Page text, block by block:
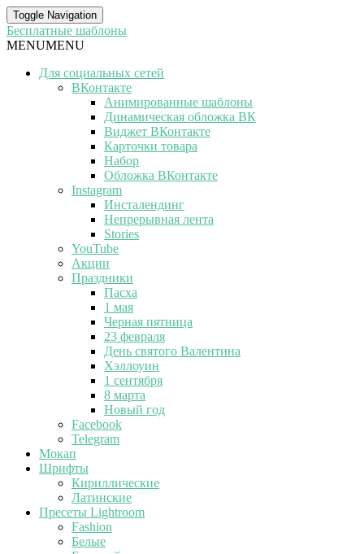
Toggle Navigation
Бесплатные шаблоны
MENUMENU
Для социальных сетей
ВКонтакте
Анимированные шаблоны
Динамическая обложка ВК
Виджет ВКонтакте
Карточки товара
Набор
Обложка ВКонтакте
Instagram
Инсталендинг
Непрерывная лента
Stories
YouTube
Акции
Праздники
Пасха
1 мая
Черная пятница
23 февраля
День святого Валентина
Хэллоуин
1 сентября
8 марта
Новый год
Facebook
Telegram
Мокап
Шрифты
Кириллические
Латинские
Пресеты Lightroom
Fashion
Белые